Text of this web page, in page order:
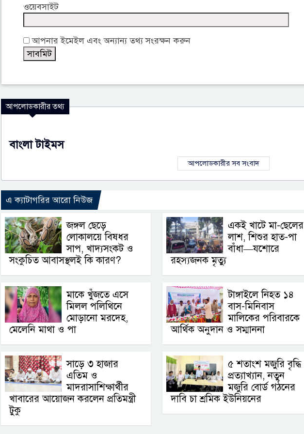
ওয়েবসাইট
আপনার ইমেইল এবং অন্যান্য তথ্য সংরক্ষন করুন
আপলোডকারীর তথ্য
বাংলা টাইমস
আপলোডকারীর সব সংবাদ
এ ক্যাটাগরির আরো নিউজ
জঙ্গল ছেড়ে
লোকালয়ে বিষধর
সাপ, খাদ্যসংকট ও
সংকুচিত আবাসস্থলই কি কারণ?
একই খাটে মা-ছেলের
লাশ, শিশুর হাত-পা
বাঁধা—যশোরে
রহস্যজনক মৃত্যু
মাকে খুঁজতে এসে
মিলল পলিথিনে
মোড়ানো মরদেহ,
মেলেনি মাথা ও পা
টাঙ্গাইলে নিহত ১৪
বাস-মিনিবাস
মালিকের পরিবারকে
আর্থিক অনুদান ও সম্মাননা
সাড়ে ৩ হাজার
এতিম ও
মাদরাসাশিক্ষার্থীর
খাবারের আয়োজন করলেন প্রতিমন্ত্রী
টুকু
৫ শতাংশ মজুরি বৃদ্ধি
প্রত্যাখ্যান, নতুন
মজুরি বোর্ড গঠনের
দাবি চা শ্রমিক ইউনিয়নের